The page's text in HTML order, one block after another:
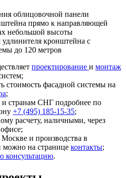
облицовочной панели
прямо к направляющей
небольшой высоты
кронштейна с
до 120 метров
проектирование и монтаж
стоимость фасадной системы на
;
странам СНГ подробнее по
+7 (495) 185-15-35;
расчету, наличными, через
и производства в
можно на странице контакты;
консультацию.